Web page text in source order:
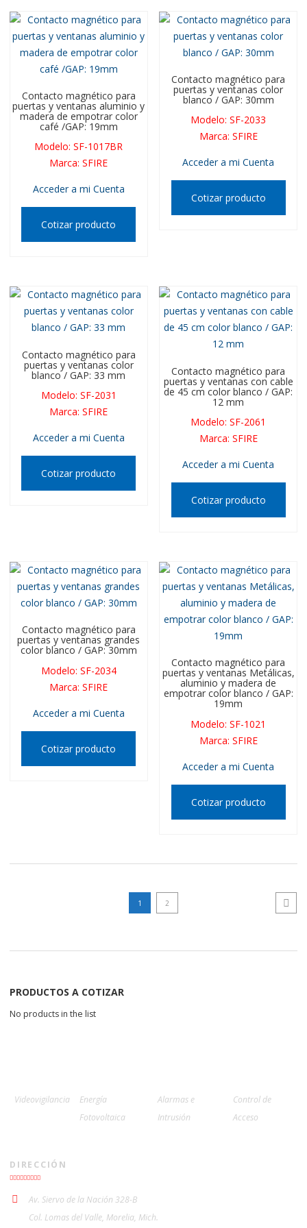
Contacto magnético para
puertas y ventanas aluminio y
madera de empotrar color
café /GAP: 19mm
Modelo:SF-1017BR
Marca:SFIRE
Acceder a mi Cuenta
Cotizar producto
Contacto magnético para
puertas y ventanas color
blanco / GAP: 30mm
Modelo:SF-2033
Marca: SFIRE
Acceder a mi Cuenta
Cotizar producto
Contacto magnético para
puertas y ventanas color
blanco / GAP: 33 mm
Modelo: SF-2031
Marca:SFIRE
Acceder a mi Cuenta
Cotizar producto
Contacto magnético para
puertas y ventanas con cable
de 45 cm color blanco / GAP:
12 mm
Modelo:SF-2061
Marca: SFIRE
Acceder a mi Cuenta
Cotizar producto
Contacto magnético para
puertas y ventanas grandes
color blanco / GAP: 30mm
Modelo: SF-2034
Marca:SFIRE
Acceder a mi Cuenta
Cotizar producto
Contacto magnético para
puertas y ventanas Metálicas,
aluminio y madera de
empotrar color blanco / GAP:
19mm
Modelo:SF-1021
Marca: SFIRE
Acceder a mi Cuenta
Cotizar producto
1 2
PRODUCTOS A COTIZAR
No products in the list
Videovigilancia
Energía
Fotovoltaica
Alarmas e
Intrusión
Control de
Acceso
DIRECCIÓN
Av. Siervo de la Nación 328-B
Col. Lomas del Valle, Morelia, Mich.